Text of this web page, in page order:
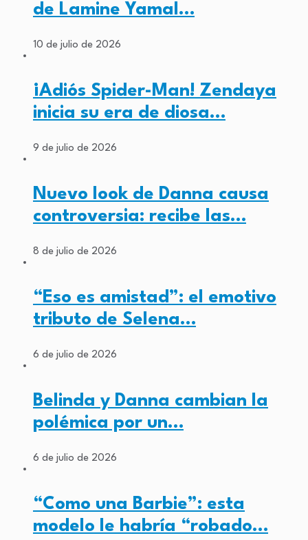
de Lamine Yamal…
10 de julio de 2026
¡Adiós Spider-Man! Zendaya
inicia su era de diosa…
9 de julio de 2026
Nuevo look de Danna causa
controversia: recibe las…
8 de julio de 2026
“Eso es amistad”: el emotivo
tributo de Selena…
6 de julio de 2026
Belinda y Danna cambian la
polémica por un…
6 de julio de 2026
“Como una Barbie”: esta
modelo le habría “robado…